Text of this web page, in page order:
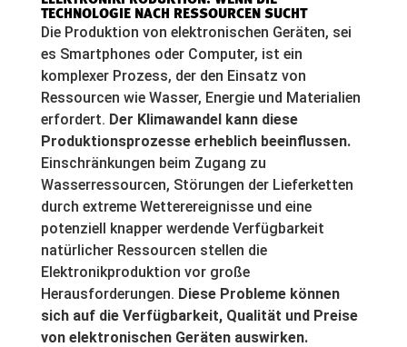
TECHNOLOGIE NACH RESSOURCEN SUCHT
Die Produktion von elektronischen Geräten, sei
es Smartphones oder Computer, ist ein
komplexer Prozess, der den Einsatz von
Ressourcen wie Wasser, Energie und Materialien
erfordert. Der Klimawandel kann diese
Produktionsprozesse erheblich beeinflussen.
Einschränkungen beim Zugang zu
Wasserressourcen, Störungen der Lieferketten
durch extreme Wetterereignisse und eine
potenziell knapper werdende Verfügbarkeit
natürlicher Ressourcen stellen die
Elektronikproduktion vor große
Herausforderungen. Diese Probleme können
sich auf die Verfügbarkeit, Qualität und Preise
von elektronischen Geräten auswirken.